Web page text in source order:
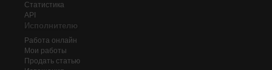
Статистика
API
Исполнителю
Работа онлайн
Мои работы
Продать статью